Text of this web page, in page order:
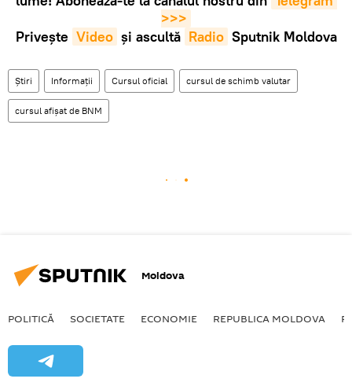
>>>
Privește Video și ascultă Radio Sputnik Moldova
Știri Informații Cursul oficial cursul de schimb valutar
cursul afișat de BNM
Moldova
POLITICĂ SOCIETATE ECONOMIE REPUBLICA MOLDOVA